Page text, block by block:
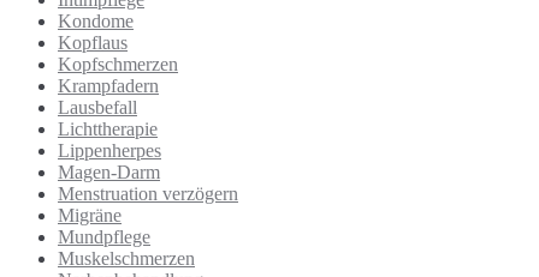
Kondome
Kopflaus
Kopfschmerzen
Krampfadern
Lausbefall
Lichttherapie
Lippenherpes
Magen-Darm
Menstruation verzögern
Migräne
Mundpflege
Muskelschmerzen